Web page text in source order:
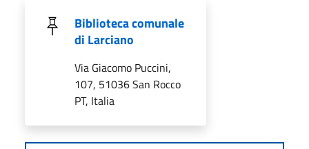
Biblioteca comunale
di Larciano
Via Giacomo Puccini,
107, 51036 San Rocco
PT, Italia